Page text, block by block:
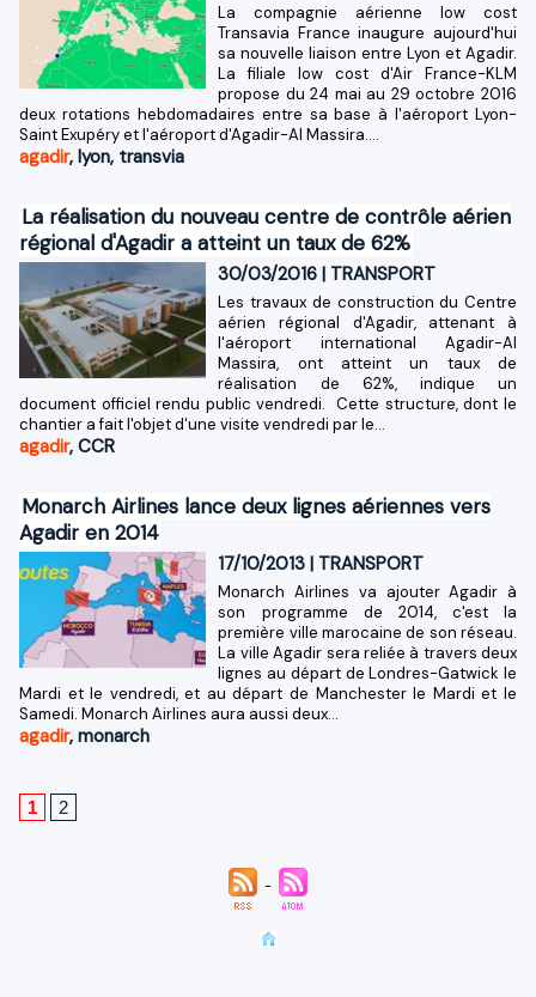
La compagnie aérienne low cost
Transavia France inaugure aujourd'hui
sa nouvelle liaison entre Lyon et Agadir.
La filiale low cost d'Air France-KLM
propose du 24 mai au 29 octobre 2016
deux rotations hebdomadaires entre sa base à l'aéroport Lyon-
Saint Exupéry et l'aéroport d'Agadir-Al Massira....
agadir, lyon, transvia
La réalisation du nouveau centre de contrôle aérien
régional d'Agadir a atteint un taux de 62%
30/03/2016 | TRANSPORT
Les travaux de construction du Centre
aérien régional d'Agadir, attenant à
l'aéroport international Agadir-Al
Massira, ont atteint un taux de
réalisation de 62%, indique un
document officiel rendu public vendredi. ​​ Cette structure, dont le
chantier a fait l'objet d'une visite vendredi par le...
agadir, CCR
Monarch Airlines lance deux lignes aériennes vers
Agadir en 2014
17/10/2013 | TRANSPORT
Monarch Airlines va ajouter Agadir à
son programme de 2014, c'est la
première ville marocaine de son réseau.
La ville Agadir sera reliée à travers deux
lignes au départ de Londres-Gatwick le
Mardi et le vendredi, et au départ de Manchester le Mardi et le
Samedi. Monarch Airlines aura aussi deux...
agadir, monarch
1 2